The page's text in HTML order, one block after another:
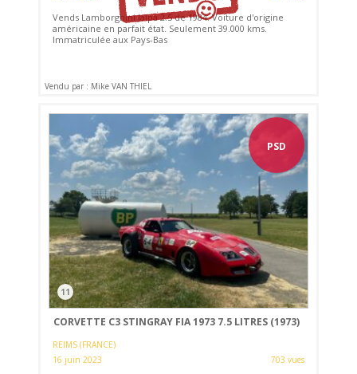
Vends Lamborghini Jalpa 2.5 de 1984. Voiture d'origine
américaine en parfait état. Seulement 39.000 kms.
Immatriculée aux Pays-Bas
Vendu par : Mike VAN THIEL
PSD
11
CORVETTE C3 STINGRAY FIA 1973 7.5 LITRES (1973)
REIMS (FRANCE)
16 juin 2023
703 vues